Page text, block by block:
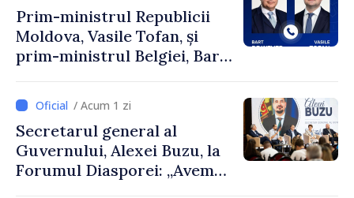
Prim-ministrul Republicii
Moldova, Vasile Tofan, și
prim-ministrul Belgiei, Bart
despre parcursul european
al Republicii Moldova.
/ Acum 1 zi
Secretarul general al
Guvernului, Alexei Buzu, la
Forumul Diasporei: „Avem